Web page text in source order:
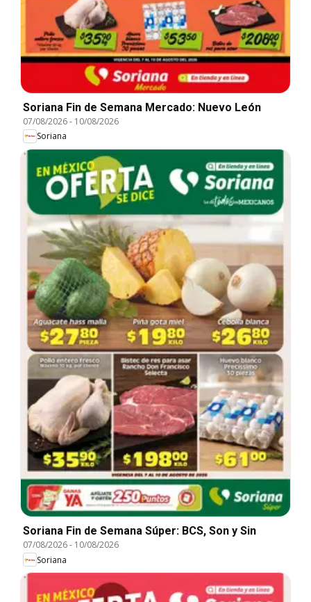
Soriana Fin de Semana Mercado: Nuevo León
07/08/2026- 10/08/2026
Soriana
Soriana Fin de Semana Súper: BCS, Son y Sin
07/08/2026- 10/08/2026
Soriana